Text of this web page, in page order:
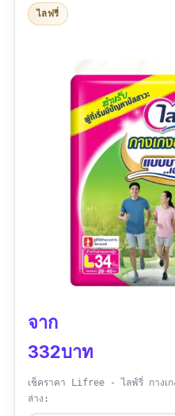
ไลฟรี่
จาก
332บาท
เช็คราคา Lifree - ไลฟ์รี่ กางเ
ล่าง: